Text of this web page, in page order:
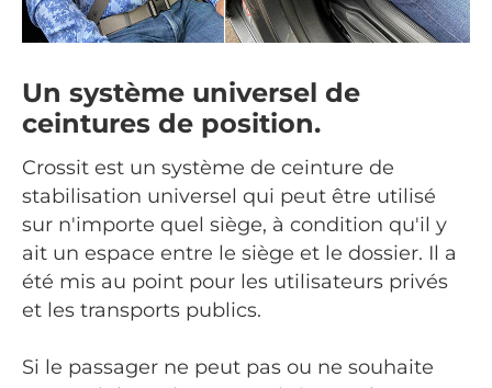
Un système universel de
ceintures de position.
Crossit est un système de ceinture de
stabilisation universel qui peut être utilisé
sur n'importe quel siège, à condition qu'il y
ait un espace entre le siège et le dossier. Il a
été mis au point pour les utilisateurs privés
et les transports publics.
Si le passager ne peut pas ou ne souhaite